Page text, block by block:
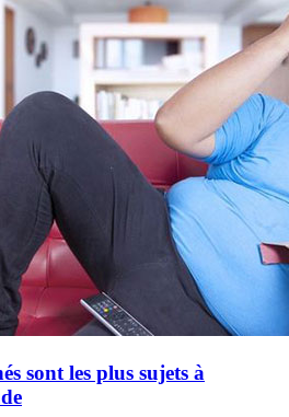
sont les plus sujets à